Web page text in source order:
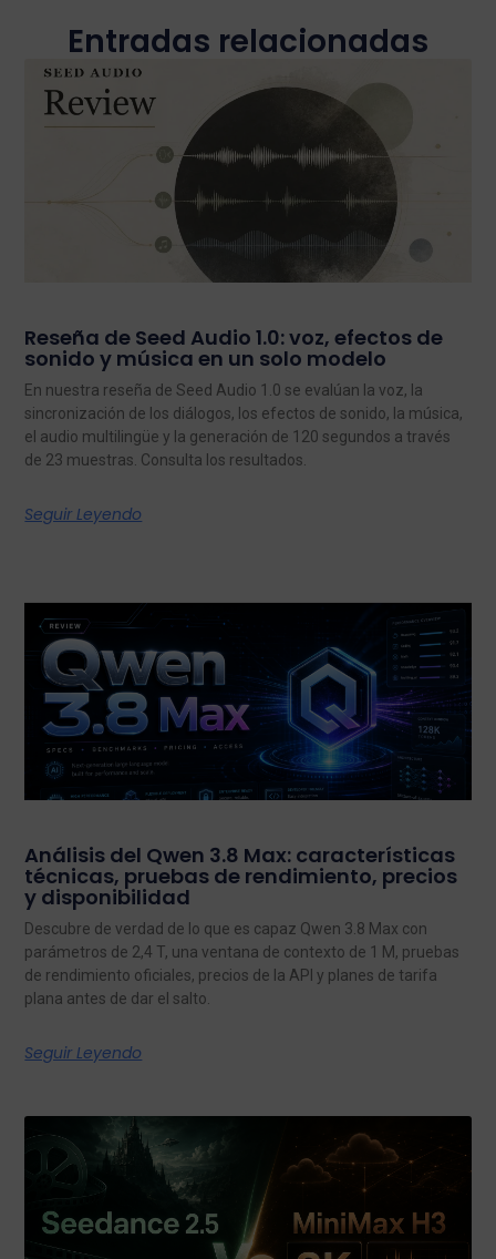
Entradas relacionadas
Reseña de Seed Audio 1.0: voz, efectos de
sonido y música en un solo modelo
En nuestra reseña de Seed Audio 1.0 se evalúan la voz, la
sincronización de los diálogos, los efectos de sonido, la música,
el audio multilingüe y la generación de 120 segundos a través
de 23 muestras. Consulta los resultados.
Seguir Leyendo
Análisis del Qwen 3.8 Max: características
técnicas, pruebas de rendimiento, precios
y disponibilidad
Descubre de verdad de lo que es capaz Qwen 3.8 Max con
parámetros de 2,4 T, una ventana de contexto de 1 M, pruebas
de rendimiento oficiales, precios de la API y planes de tarifa
plana antes de dar el salto.
Seguir Leyendo